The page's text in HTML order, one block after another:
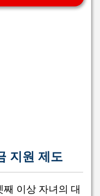
지원 제도
이상 자녀의 대